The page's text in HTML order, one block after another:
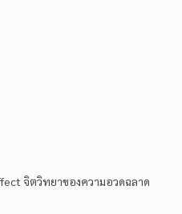
จิตวิทยาของความอวดฉลาด